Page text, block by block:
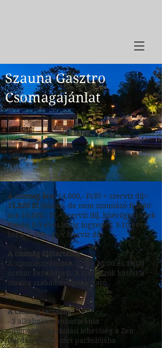
Szauna Gasztro
Csomagajánlat
A csomag ára:14,000,- Ft/fő + szerviz díj=
15.820 Ft (kísérő, de nem szaunázó felnőtt
ára 10,000.- Ft + szerviz díj, kísérőgyerekek
esetén 0-3 éves korig ingyenes, 3-10 éves
korig 5,300,- Ft + szerviz díj)
A csomag időtartama:
A szaunaszeánszok 17:00, 18:00 és 19:00
órakor kezdődnek. A szeánszok között a
szauna szabadon látogatható.
A csomag tartalma:
- 3 alkalmas szaunaszeánsz
- díjmentes parkolási lehetőség a Zen
Garden Resort zárt parkolójába